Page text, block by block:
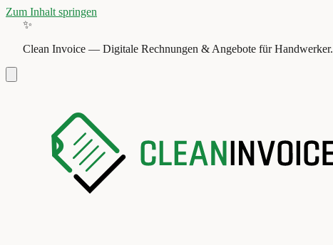
Zum Inhalt springen
✨
Clean Invoice — Digitale Rechnungen & Angebote für Handwerker.